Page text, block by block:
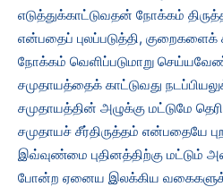
எடுத்துக்காட்டுவதன் நோக்கம்
என்பதைப் புலப்படுத்தி,
நோக்கம் வெளிப்படுமாறு
சமுதாயத்தைக் காட்டுவது
சமுதாயத்தின் அழுக்கு மட்டுமே
சமுதாயச் சீர்திருத்தம் என்பதையே
இவ்வுண்மை புதினத்திற்கு மட்டும்
போன்ற ஏனைய இலக்கிய